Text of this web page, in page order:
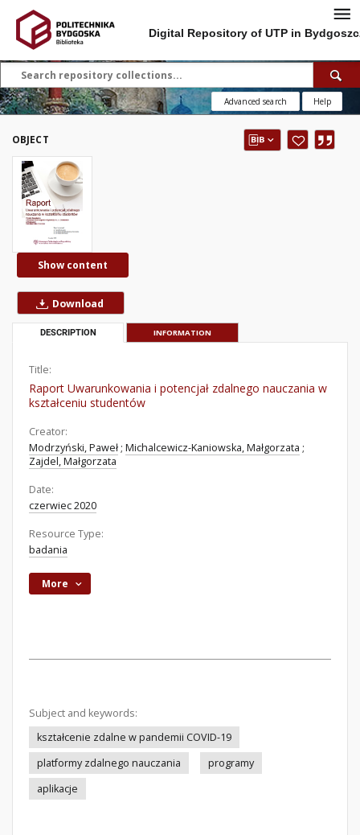
Digital Repository of UTP in
Advanced search Help
OBJECT
Show content
Download
DESCRIPTION INFORMATION
Title:
Raport Uwarunkowania i potencjał zdalnego nauczania w
kształceniu studentów
Creator:
Modrzyński, Paweł ; Michalcewicz-Kaniowska, Małgorzata ;
Zajdel, Małgorzata
Date:
czerwiec 2020
Resource Type:
badania
More
Subject and keywords:
kształcenie zdalne w pandemii COVID-19
platformy zdalnego nauczania
programy
aplikacje